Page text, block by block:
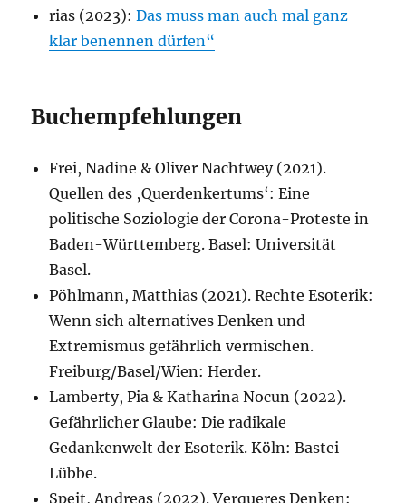
rias (2023):Das muss man auch mal ganz
klar benennen dürfen“
Buchempfehlungen
Frei, Nadine & Oliver Nachtwey (2021).
Quellen des ‚Querdenkertums‘: Eine
politische Soziologie der Corona-Proteste in
Baden-Württemberg. Basel: Universität
Basel.
Pöhlmann, Matthias (2021). Rechte Esoterik:
Wenn sich alternatives Denken und
Extremismus gefährlich vermischen.
Freiburg/Basel/Wien: Herder.
Lamberty, Pia & Katharina Nocun (2022).
Gefährlicher Glaube: Die radikale
Gedankenwelt der Esoterik. Köln: Bastei
Lübbe.
Speit, Andreas (2022). Verqueres Denken: